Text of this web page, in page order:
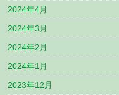
2024年4月
2024年3月
2024年2月
2024年1月
2023年12月